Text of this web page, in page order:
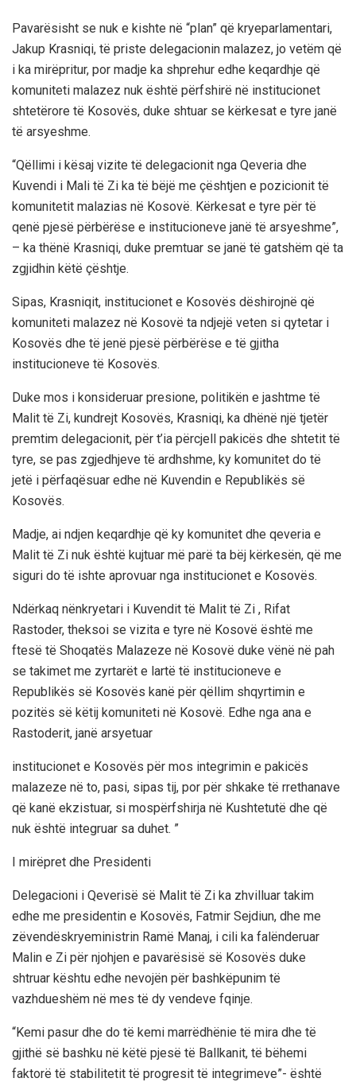
Pavarësisht se nuk e kishte në “plan” që kryeparlamentari,
Jakup Krasniqi, të priste delegacionin malazez, jo vetëm që
i ka mirëpritur, por madje ka shprehur edhe keqardhje që
komuniteti malazez nuk është përfshirë në institucionet
shtetërore të Kosovës, duke shtuar se kërkesat e tyre janë
të arsyeshme.
“Qëllimi i kësaj vizite të delegacionit nga Qeveria dhe
Kuvendi i Mali të Zi ka të bëjë me çështjen e pozicionit të
komunitetit malazias në Kosovë. Kërkesat e tyre për të
qenë pjesë përbërëse e institucioneve janë të arsyeshme”,
– ka thënë Krasniqi, duke premtuar se janë të gatshëm që ta
zgjidhin këtë çështje.
Sipas, Krasniqit, institucionet e Kosovës dëshirojnë që
komuniteti malazez në Kosovë ta ndjejë veten si qytetar i
Kosovës dhe të jenë pjesë përbërëse e të gjitha
institucioneve të Kosovës.
Duke mos i konsideruar presione, politikën e jashtme të
Malit të Zi, kundrejt Kosovës, Krasniqi, ka dhënë një tjetër
premtim delegacionit, për t’ia përcjell pakicës dhe shtetit të
tyre, se pas zgjedhjeve të ardhshme, ky komunitet do të
jetë i përfaqësuar edhe në Kuvendin e Republikës së
Kosovës.
Madje, ai ndjen keqardhje që ky komunitet dhe qeveria e
Malit të Zi nuk është kujtuar më parë ta bëj kërkesën, që me
siguri do të ishte aprovuar nga institucionet e Kosovës.
Ndërkaq nënkryetari i Kuvendit të Malit të Zi , Rifat
Rastoder, theksoi se vizita e tyre në Kosovë është me
ftesë të Shoqatës Malazeze në Kosovë duke vënë në pah
se takimet me zyrtarët e lartë të institucioneve e
Republikës së Kosovës kanë për qëllim shqyrtimin e
pozitës së këtij komuniteti në Kosovë. Edhe nga ana e
Rastoderit, janë arsyetuar
institucionet e Kosovës për mos integrimin e pakicës
malazeze në to, pasi, sipas tij, por për shkake të rrethanave
që kanë ekzistuar, si mospërfshirja në Kushtetutë dhe që
nuk është integruar sa duhet. ”
I mirëpret dhe Presidenti
Delegacioni i Qeverisë së Malit të Zi ka zhvilluar takim
edhe me presidentin e Kosovës, Fatmir Sejdiun, dhe me
zëvendëskryeministrin Ramë Manaj, i cili ka falënderuar
Malin e Zi për njohjen e pavarësisë së Kosovës duke
shtruar kështu edhe nevojën për bashkëpunim të
vazhdueshëm në mes të dy vendeve fqinje.
“Kemi pasur dhe do të kemi marrëdhënie të mira dhe të
gjithë së bashku në këtë pjesë të Ballkanit, të bëhemi
faktorë të stabilitetit të progresit të integrimeve”- është